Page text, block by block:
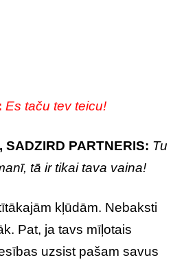
Es taču tev teicu!
SADZIRD PARTNERIS: Tu
tā ir tikai tava vaina!
kļūdām. Nebaksti
Pat, ja tavs mīļotais
uzsist pašam savus